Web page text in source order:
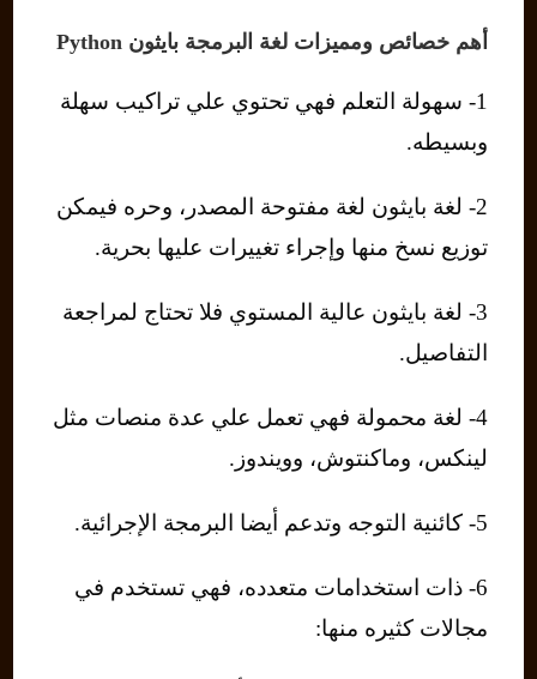
أهم خصائص ومميزات لغة البرمجة بايثون Python
1- سهولة التعلم فهي تحتوي علي تراكيب سهلة
وبسيطه.
2- لغة بايثون لغة مفتوحة المصدر، وحره فيمكن
توزيع نسخ منها وإجراء تغييرات عليها بحرية.
3- لغة بايثون عالية المستوي فلا تحتاج لمراجعة
التفاصيل.
4- لغة محمولة فهي تعمل علي عدة منصات مثل
لينكس، وماكنتوش، وويندوز.
5- كائنية التوجه وتدعم أيضا البرمجة الإجرائية.
6- ذات استخدامات متعدده، فهي تستخدم في
مجالات كثيره منها: